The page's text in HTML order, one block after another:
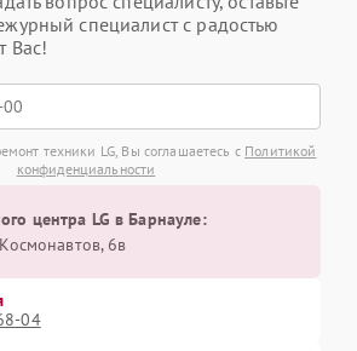
специалист с радостью
Вас!
техники LG, Вы соглашаетесь с Политикой
конфиденциальности
центра LG в Барнауле:
6в
04